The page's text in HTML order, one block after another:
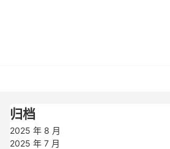
归档
2025 年 8 月
2025 年 7 月